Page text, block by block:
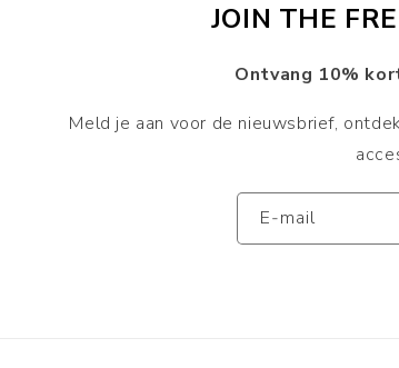
JOIN THE
Ontvang 10%
Meld je aan voor de nieuwsbrief,
E‑mail